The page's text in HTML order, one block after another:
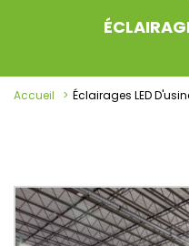
Accueil Éclairages LED